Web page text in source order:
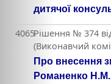
дитячої
4065Рішення № 374
(Виконавчий
Про внесення
Романенко Н.М.